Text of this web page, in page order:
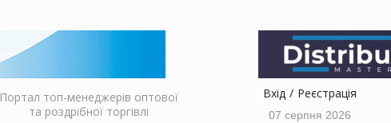
Портал топ-менеджерів оптової
та роздрібної торгівлі
Вхід Реєстрація
07 серпня 2026